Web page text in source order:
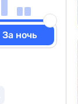
За ночь